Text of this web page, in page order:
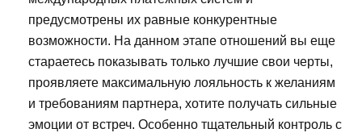
предусмотрены их равные конкурентные
возможности. На данном этапе отношений вы еще
стараетесь показывать только лучшие свои черты,
проявляете максимальную лояльность к желаниям
и требованиям партнера, хотите получать сильные
эмоции от встреч. Особенно тщательный контроль с